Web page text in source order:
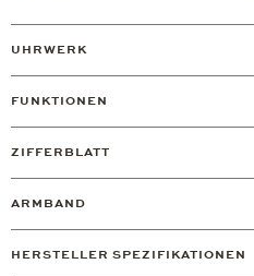
UHRWERK
FUNKTIONEN
ZIFFERBLATT
ARMBAND
HERSTELLER SPEZIFIKATIONEN